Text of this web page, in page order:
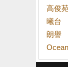
高俊
曦台
朗譽